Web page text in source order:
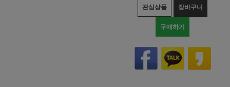
관심상품 장바구니
구매하기